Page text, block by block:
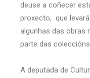
deuse a coñecer
proxecto, que
algunhas das obras
parte das
A deputada de